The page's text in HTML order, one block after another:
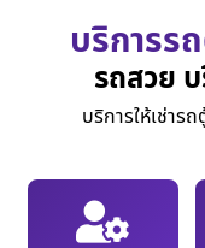
บริการร
รถสวย
บริการให้เช่า